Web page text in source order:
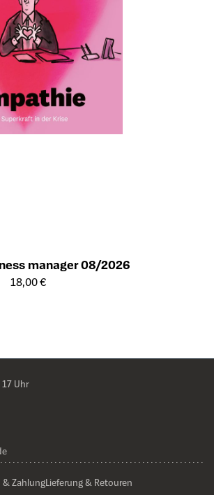
manager 08/2026
des Produkts
18,00 €
Uhr
& ZahlungLieferung & Retouren